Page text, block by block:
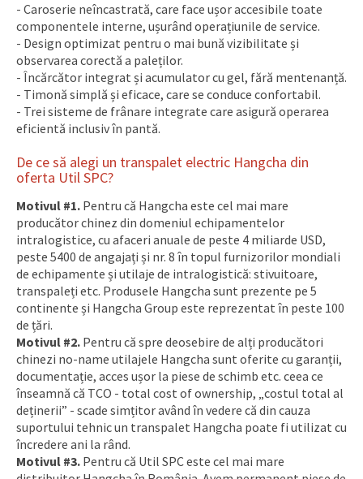
- Caroserie neîncastrată, care face ușor accesibile toate
componentele interne, ușurând operațiunile de service.
- Design optimizat pentru o mai bună vizibilitate și
observarea corectă a paleților.
- Încărcător integrat și acumulator cu gel, fără mentenanță.
- Timonă simplă și eficace, care se conduce confortabil.
- Trei sisteme de frânare integrate care asigură operarea
eficientă inclusiv în pantă.
De ce să alegi un transpalet electric Hangcha din
oferta Util SPC?
Motivul #1. Pentru că Hangcha este cel mai mare
producător chinez din domeniul echipamentelor
intralogistice, cu afaceri anuale de peste 4 miliarde USD,
peste 5400 de angajați și nr. 8 în topul furnizorilor mondiali
de echipamente și utilaje de intralogistică: stivuitoare,
transpaleți etc. Produsele Hangcha sunt prezente pe 5
continente și Hangcha Group este reprezentat în peste 100
de țări.
Motivul #2. Pentru că spre deosebire de alți producători
chinezi no-name utilajele Hangcha sunt oferite cu garanții,
documentație, acces ușor la piese de schimb etc. ceea ce
înseamnă că TCO - total cost of ownership, „costul total al
deținerii” - scade simțitor având în vedere că din cauza
suportului tehnic un transpalet Hangcha poate fi utilizat cu
încredere ani la rând.
Motivul #3. Pentru că Util SPC este cel mai mare